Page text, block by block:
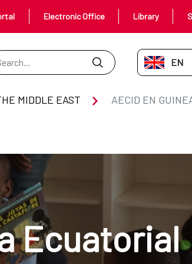
Electronic Office Library
Bar
EN-GB
MIDDLE EAST AECID EN
Ecuatorial